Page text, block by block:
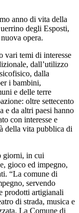
anno di vita della
degli Esposti,
opera.
vari temi di interesse
dall’utilizzo
dalla
i bambini,
e delle terre
oltre settecento
e da altri paesi hanno
con interesse e
della vita pubblica di
giorni, in cui
gioco ed impegno,
“La comune di
servendo
prodotti artigianali
di strada, musica e
La Comune di